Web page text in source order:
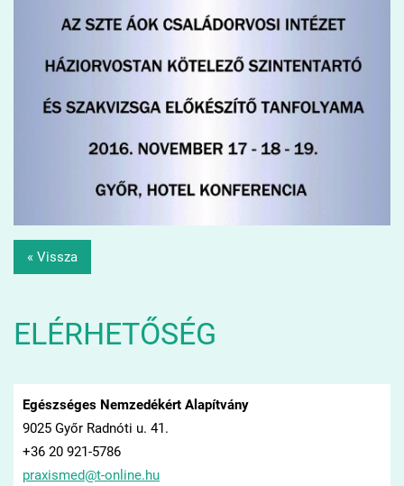
« Vissza
ELÉRHETŐSÉG
Egészséges Nemzedékért Alapítvány
9025 Győr Radnóti u. 41.
+36 20 921-5786
praxismed@t-online.hu